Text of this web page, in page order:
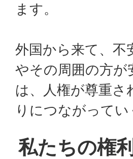
ます。
外国から来て、不
やその周囲の方が
は、人権が尊重
りにつながって
私たちの権